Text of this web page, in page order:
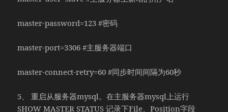
master-password=123 #密码
master-port=3306 #主服务器端口
master-connect-retry=60 #同步时间间隔为60秒
5、 重启从服务器mysql。在主服务器mysql上运行
SHOW MASTER STATUS 记录下File、Position字段